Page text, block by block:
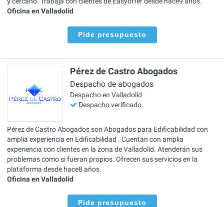
Oficina en Valladolid
Pide presupuesto
Pérez de Castro Abogados
Despacho de abogados
Despacho en Valladolid
Despacho verificado
Pérez de Castro Abogados son Abogados para Edificabilidad con
amplia experiencia en Edificabilidad . Cuentan con amplia
experiencia con clientes en la zona de Valladolid. Atenderán sus
problemas como si fueran propios. Ofrecen sus servicios en la
plataforma desde hace8 años.
Oficina en Valladolid
Pide presupuesto